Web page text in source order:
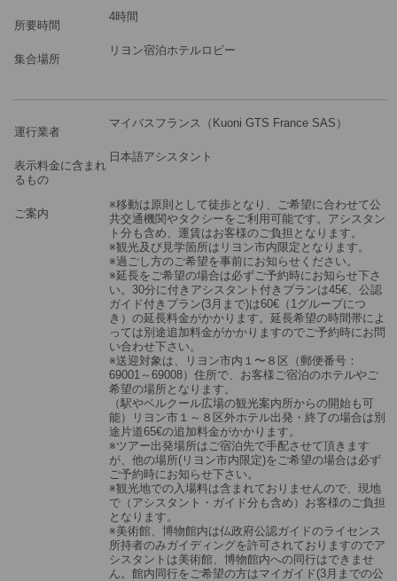
所要時間
4時間
集合場所
リヨン宿泊ホテルロビー
運行業者
マイバスフランス（Kuoni GTS France SAS）
表示料金に含まれ
るもの
日本語アシスタント
ご案内
※移動は原則として徒歩となり、ご希望に合わせて公
共交通機関やタクシーをご利用可能です。アシスタン
ト分も含め、運賃はお客様のご負担となります。
※観光及び見学箇所はリヨン市内限定となります。
※過ごし方のご希望を事前にお知らせください。
※延長をご希望の場合は必ずご予約時にお知らせ下さ
い。30分に付きアシスタント付きプランは45€、公認
ガイド付きプラン(3月まで)は60€（1グループにつ
き）の延長料金がかかります。延長希望の時間帯によ
っては別途追加料金がかかりますのでご予約時にお問
い合わせ下さい。
※送迎対象は、リヨン市内１〜８区（郵便番号：
69001～69008）住所で、お客様ご宿泊のホテルやご
希望の場所となります。
（駅やベルクール広場の観光案内所からの開始も可
能）リヨン市１～８区外ホテル出発・終了の場合は別
途片道65€の追加料金がかかります。
※ツアー出発場所はご宿泊先で手配させて頂きます
が、他の場所(リヨン市内限定)をご希望の場合は必ず
ご予約時にお知らせ下さい。
※観光地での入場料は含まれておりませんので、現地
で（アシスタント・ガイド分も含め）お客様のご負担
となります。
※美術館、博物館内は仏政府公認ガイドのライセンス
所持者のみガイディングを許可されておりますのでア
シスタントは美術館、博物館内への同行はできませ
ん。館内同行をご希望の方はマイガイド(3月までの公